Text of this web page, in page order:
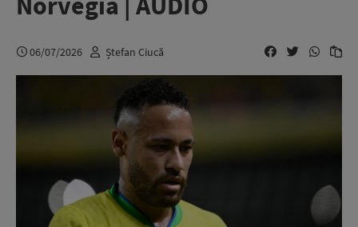
06/07/2026 Ștefan Ciucă